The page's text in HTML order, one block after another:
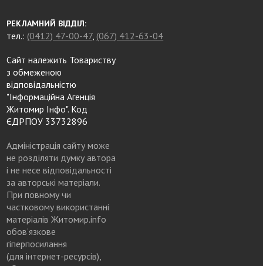
РЕКЛАМНИЙ ВІДДІЛ:
тел.: (0412) 47-00-47, (067) 412-63-04
Сайт належить Товариству
з обмеженою
відповідальністю
"Інформаційна Агенція
Житомир Інфо". Код
ЄДРПОУ 33732896
Адміністрація сайту може
не розділяти думку автора
і не несе відповідальності
за авторські матеріали.
При повному чи
частковому використанні
матеріалів Житомир.info
обов’язкове
гіперпосилання
(для інтернет-ресурсів),